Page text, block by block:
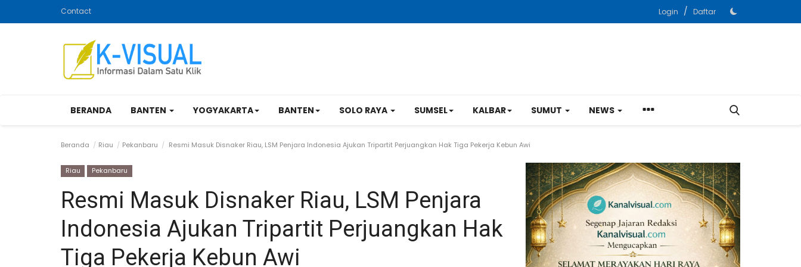
Contact Login / Daftar
BERANDA BANTEN YOGYAKARTA BANTEN SOLO RAYA SUMSEL KALBAR SUMUT NEWS
Beranda Riau Pekanbaru Resmi Masuk Disnaker Riau, LSM Penjara Indonesia Ajukan Tripartit Perjuangkan Hak Tiga Pekerja Kebun Awi
Riau Pekanbaru
Resmi Masuk Disnaker Riau, LSM Penjara
Indonesia Ajukan Tripartit Perjuangkan Hak
Tiga Pekerja Kebun Awi